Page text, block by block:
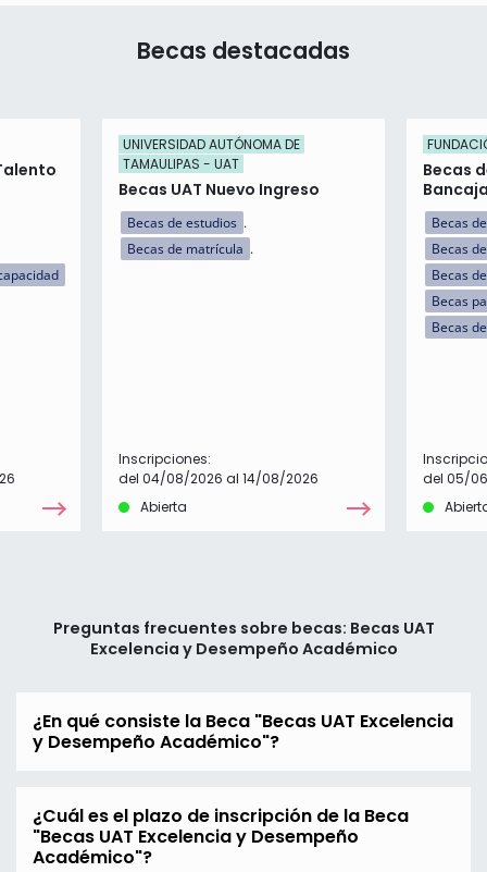
Becas destacadas
UNIVERSIDAD AUTÓNOMA DE
TAMAULIPAS - UAT
Becas UAT Nuevo Ingreso
Becas de estudios
Becas de matrícula
Inscripciones:
del 04/08/2026 al 14/08/2026
Abierta
Becas
Becas
Becas
Becas
Becas
Becas
del 05/
Preguntas frecuentes sobre becas: Becas UAT
Excelencia y Desempeño Académico
¿En qué consiste la Beca "Becas UAT Excelencia
y Desempeño Académico"?
¿Cuál es el plazo de inscripción de la Beca
"Becas UAT Excelencia y Desempeño
Académico"?